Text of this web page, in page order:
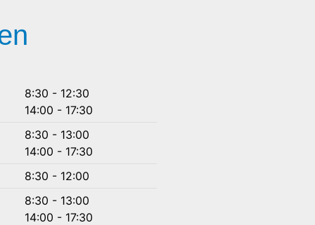
8:30 - 12:30
14:00 - 17:30
8:30 - 13:00
14:00 - 17:30
8:30 - 12:00
8:30 - 13:00
14:00 - 17:30